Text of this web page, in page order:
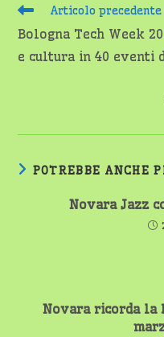
Leggi
articoli
Articolo precedente
Bologna Tech Week
e cultura in 40 eventi
POTREBBE ANCHE
Novara Jazz
Novara ricorda la